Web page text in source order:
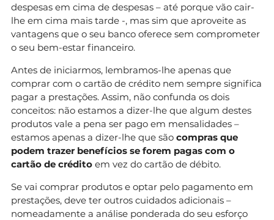
despesas em cima de despesas – até porque vão cair-
lhe em cima mais tarde -, mas sim que aproveite as
vantagens que o seu banco oferece sem comprometer
o seu bem-estar financeiro.
Antes de iniciarmos, lembramos-lhe apenas que
comprar com o cartão de crédito nem sempre significa
pagar a prestações. Assim, não confunda os dois
conceitos: não estamos a dizer-lhe que algum destes
produtos vale a pena ser pago em mensalidades –
estamos apenas a dizer-lhe que são compras que
podem trazer benefícios se forem pagas com o
cartão de crédito em vez do cartão de débito.
Se vai comprar produtos e optar pelo pagamento em
prestações, deve ter outros cuidados adicionais –
nomeadamente a análise ponderada do seu esforço